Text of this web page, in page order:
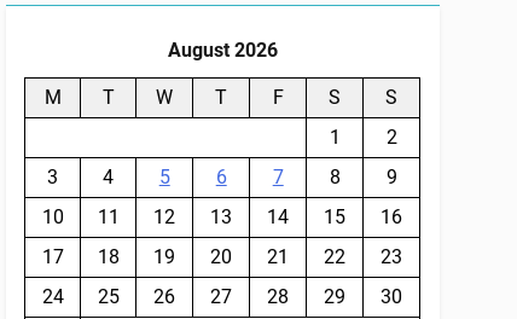
August 2026
M T W T F S
S
1
2
3
4 5 6 7 8
9
10
11 12 13 14 15
16
17
18 19 20 21 22
23
24
25 26 27 28 29 30